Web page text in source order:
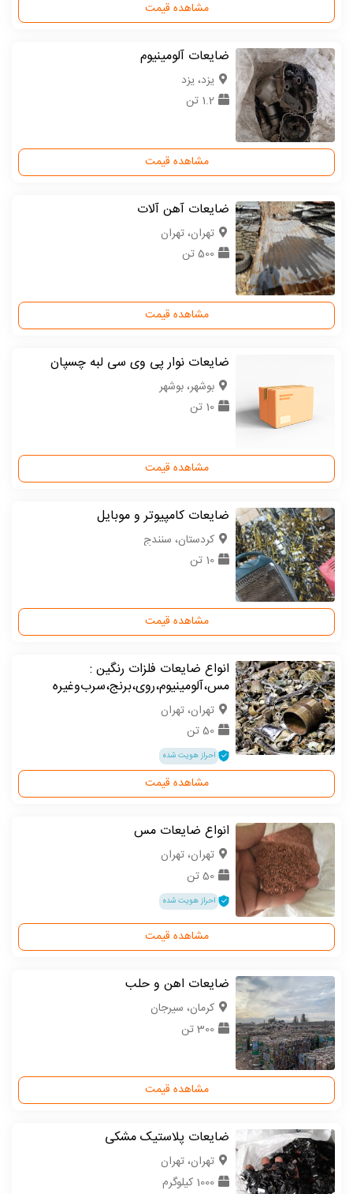
مشاهده قیمت
ضایعات آلومینیوم
یزد، یزد
1.2 تن
مشاهده قیمت
ضایعات آهن آلات
تهران، تهران
500 تن
مشاهده قیمت
ضایعات نوار پی وی سی لبه چسپان
بوشهر، بوشهر
10 تن
مشاهده قیمت
ضایعات کامپیوتر و موبایل
كردستان، سنندج
10 تن
مشاهده قیمت
انواع ضایعات فلزات رنگین :
مس،آلومینیوم،روی،برنج،سرب‌وغیره
تهران، تهران
50 تن
احراز هویت شده
مشاهده قیمت
انواع ضایعات مس
تهران، تهران
50 تن
احراز هویت شده
مشاهده قیمت
ضایعات اهن و حلب
كرمان، سیرجان
300 تن
مشاهده قیمت
ضایعات پلاستیک مشکی
تهران، تهران
1000 کیلوگرم